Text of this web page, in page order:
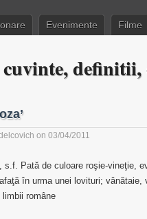
Evenimente Filme
on 03/04/2011
s.f. Pată de culoare roşie-vineţie,
în urma unei lovituri;
române